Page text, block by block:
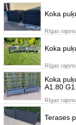
Koka
Rīgas rajons
Koka
Rīgas rajons
Koka
A1.80
Rīgas rajons
Terases